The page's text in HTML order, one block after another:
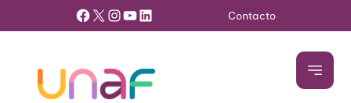
Facebook X InstagramYouTube LinkedIn Contacto